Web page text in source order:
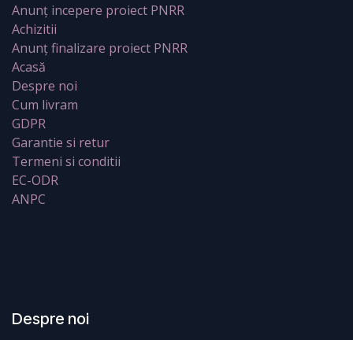
Anunț incepere proiect PNRR
Achizitii
Anunț finalizare proiect PNRR
Acasă
Despre noi
Cum livram
GDPR
Garantie si retur
Termeni si conditii
EC-ODR
ANPC
Despre noi